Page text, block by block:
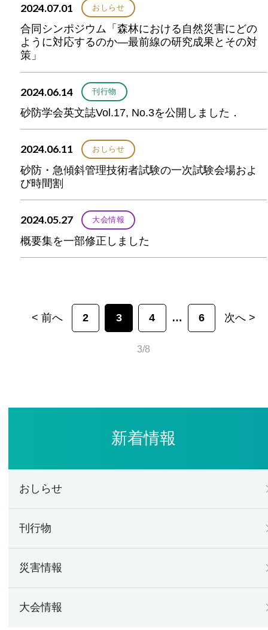
2024.07.01 おしらせ
合同シンポジウム「森林における自然災害にどの
ように対応するのか―最前線の研究成果とその対
策」
2024.06.14 刊行物
砂防学会英文誌Vol.17, No.3を公開しました．
2024.06.11 おしらせ
砂防・急傾斜管理技術者試験の一次試験会場およ
び時間割
2024.05.27 大会情報
概要集を一部修正しました
< 前へ 2 3 4 6 次へ >
3/8
新着情報
おしらせ
刊行物
災害情報
大会情報